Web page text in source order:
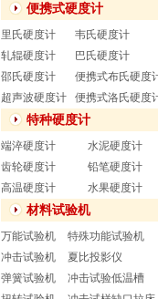
便携式硬度计
里氏硬度计
韦氏硬度计
轧辊硬度计
巴氏硬度计
邵氏硬度计
便携式布氏硬度
超声波硬度计
便携式洛氏硬度
特种硬度计
端淬硬度计
水泥硬度计
齿轮硬度计
铅笔硬度计
高温硬度计
水果硬度计
材料试验机
万能试验机
特殊功能试验机
冲击试验机
夏比投影仪
弹簧试验机
冲击试验低温槽